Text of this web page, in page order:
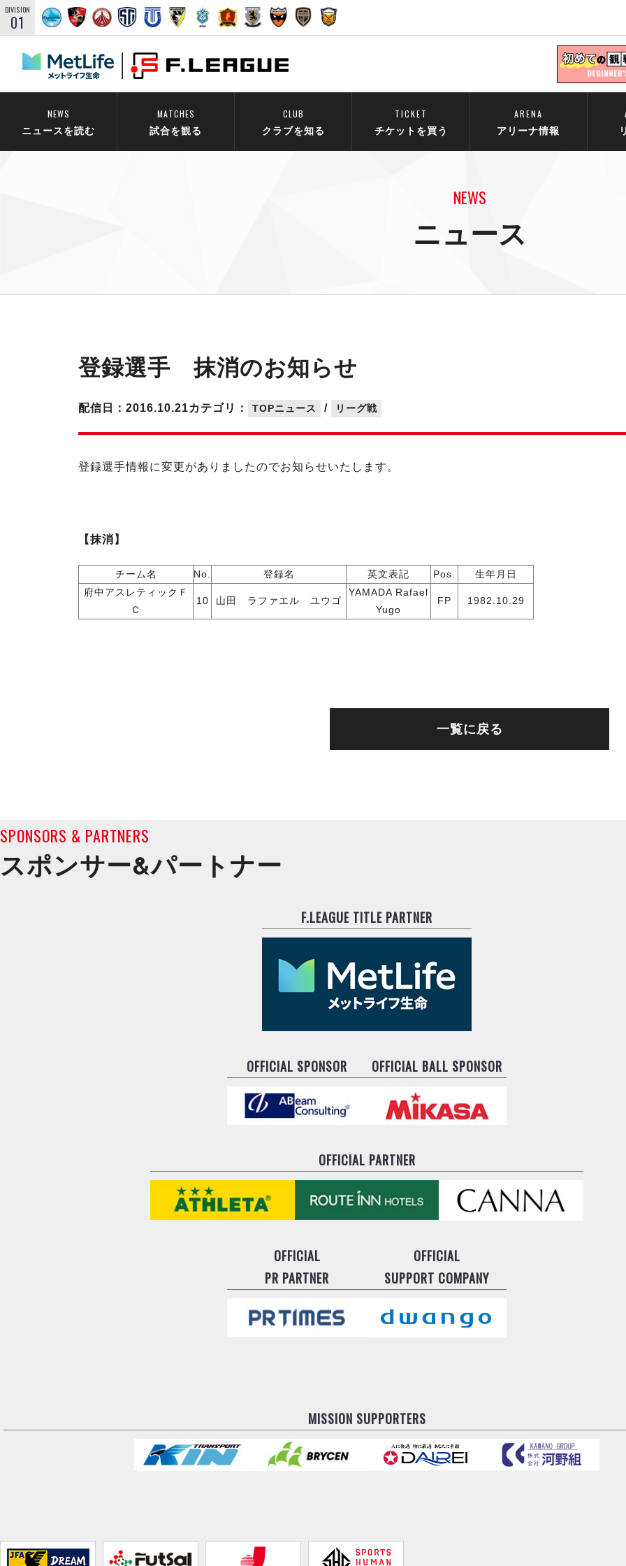
DIVISION
01
NEWS
ニュースを読む
MATCHES
試合を観る
CLUB
クラブを知る
TICKET
チケットを買う
ARENA
アリーナ情報
NEWS
ニュース
登録選手 抹消のお知らせ
カテゴリ： TOPニュース / リーグ戦
配信日：2016.10.21
登録選手情報に変更がありましたのでお知らせいたします。
【抹消】
チーム名 No. 登録名 英文表記 Pos.
生年月日
府中アスレティックＦ
Ｃ
10 山田 ラファエル ユウゴ
YAMADA Rafael
Yugo
FP 1982.10.29
一覧に戻る
SPONSORS & PARTNERS
スポンサー&パートナー
F.LEAGUE TITLE PARTNER
OFFICIAL SPONSOR OFFICIAL BALL SPONSOR
OFFICIAL PARTNER
OFFICIAL
PR PARTNER
OFFICIAL
SUPPORT COMPANY
MISSION SUPPORTERS